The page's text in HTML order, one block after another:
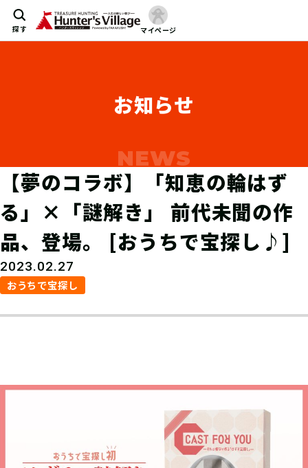
探す マイページ
お知らせ
【夢のコラボ】「知恵の輪はず
る」×「謎解き」 前代未聞の作
品、登場。 [おうちで宝探し♪]
2023.02.27
おうちで宝探し